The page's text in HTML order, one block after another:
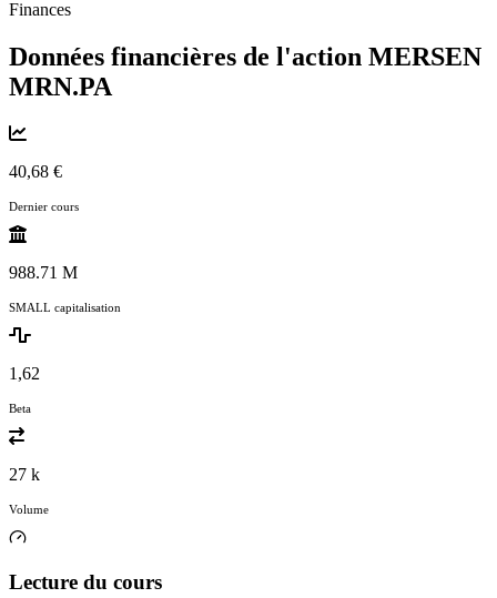
Finances
Données financières de l'action MERSEN
MRN.PA
40,68 €
Dernier cours
988.71 M
SMALL capitalisation
1,62
Beta
27 k
Volume
Lecture du cours